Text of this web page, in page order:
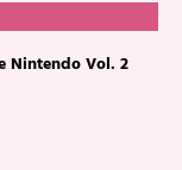
Nintendo Vol. 2